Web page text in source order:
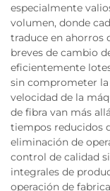
especialmente
volumen, donde
traduce en ahorros
breves de cambio
eficientemente
sin comprometer la
velocidad de la
de fibra van más
tiempos reducidos
eliminación de
control de calidad
integrales de
operación de